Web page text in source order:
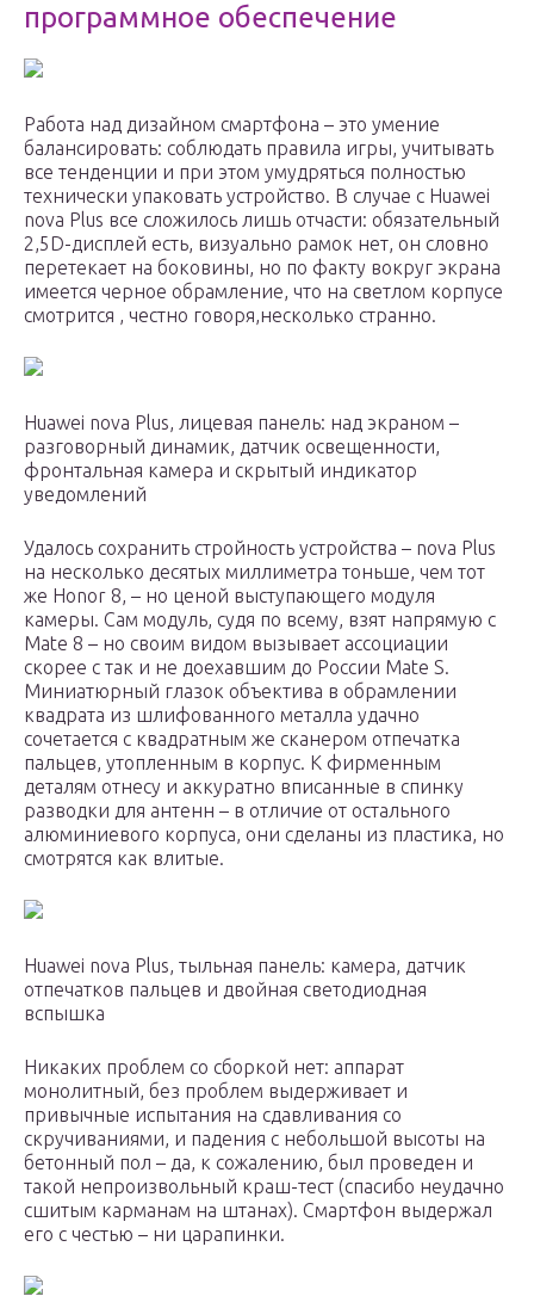
программное обеспечение
Работа над дизайном смартфона – это умение
балансировать: соблюдать правила игры, учитывать
все тенденции и при этом умудряться полностью
технически упаковать устройство. В случае с Huawei
nova Plus все сложилось лишь отчасти: обязательный
2,5D-дисплей есть, визуально рамок нет, он словно
перетекает на боковины, но по факту вокруг экрана
имеется черное обрамление, что на светлом корпусе
смотрится , честно говоря,несколько странно.
Huawei nova Plus, лицевая панель: над экраном –
разговорный динамик, датчик освещенности,
фронтальная камера и скрытый индикатор
уведомлений
Удалось сохранить стройность устройства – nova Plus
на несколько десятых миллиметра тоньше, чем тот
же Honor 8, – но ценой выступающего модуля
камеры. Сам модуль, судя по всему, взят напрямую с
Mate 8 – но своим видом вызывает ассоциации
скорее с так и не доехавшим до России Mate S.
Миниатюрный глазок объектива в обрамлении
квадрата из шлифованного металла удачно
сочетается с квадратным же сканером отпечатка
пальцев, утопленным в корпус. К фирменным
деталям отнесу и аккуратно вписанные в спинку
разводки для антенн – в отличие от остального
алюминиевого корпуса, они сделаны из пластика, но
смотрятся как влитые.
Huawei nova Plus, тыльная панель: камера, датчик
отпечатков пальцев и двойная светодиодная
вспышка
Никаких проблем со сборкой нет: аппарат
монолитный, без проблем выдерживает и
привычные испытания на сдавливания со
скручиваниями, и падения с небольшой высоты на
бетонный пол – да, к сожалению, был проведен и
такой непроизвольный краш-тест (спасибо неудачно
сшитым карманам на штанах). Смартфон выдержал
его с честью – ни царапинки.